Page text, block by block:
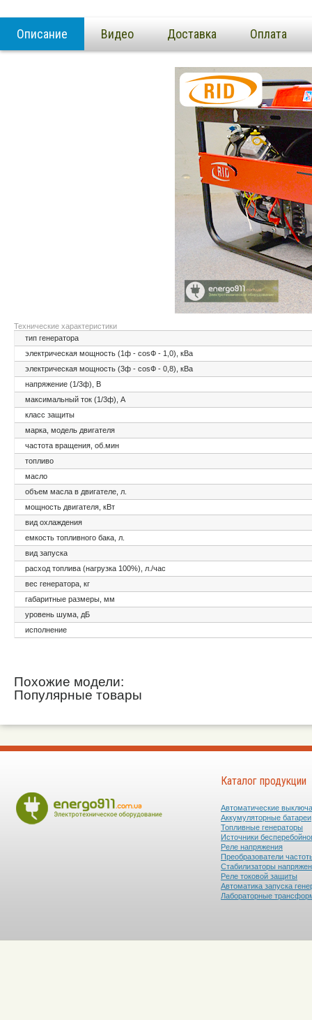
Описание Видео Доставка Оплата
Технические характеристики
тип генератора
электрическая мощность (1ф - cosФ - 1,0), кВа
электрическая мощность (3ф - cosФ - 0,8), кВа
напряжение (1/3ф), В
максимальный ток (1/3ф), А
класс защиты
марка, модель двигателя
частота вращения, об.мин
топливо
масло
объем масла в двигателе, л.
мощность двигателя, кВт
вид охлаждения
емкость топливного бака, л.
вид запуска
расход топлива (нагрузка 100%), л./час
вес генератора, кг
габаритные размеры, мм
уровень шума, дБ
исполнение
Похожие модели:
Популярные товары
Каталог продукции
Автоматические
Аккумуляторные батареи
Топливные генераторы
Источники
Реле напряжения
Преобразователи
Стабилизаторы
Реле токовой защиты
Автоматика запуска
Лабораторные